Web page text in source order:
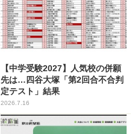
【中学受験2027】人気校の併願
先は…四谷大塚「第2回合不合判
定テスト」結果
2026.7.16